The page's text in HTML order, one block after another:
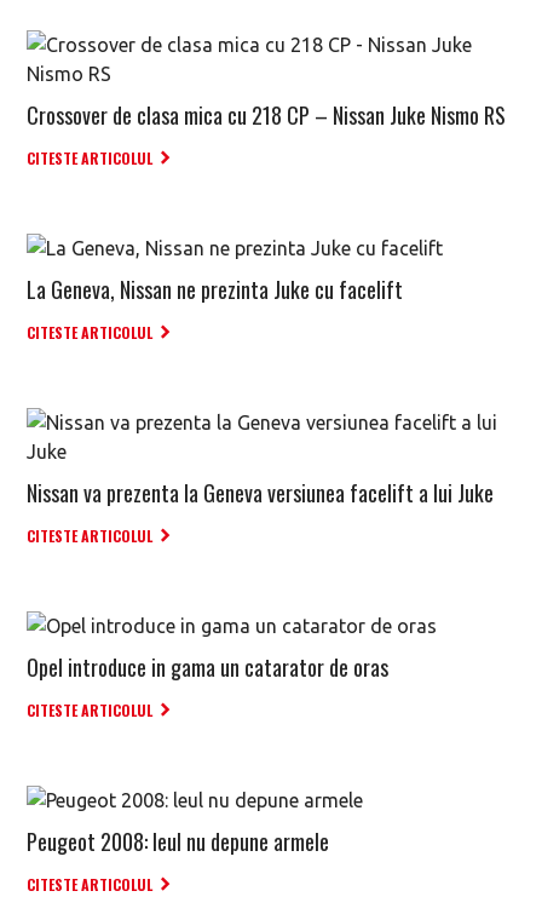
Crossover de clasa mica cu 218 CP – Nissan Juke Nismo RS
CITESTE ARTICOLUL
La Geneva, Nissan ne prezinta Juke cu facelift
CITESTE ARTICOLUL
Nissan va prezenta la Geneva versiunea facelift a lui Juke
CITESTE ARTICOLUL
Opel introduce in gama un catarator de oras
CITESTE ARTICOLUL
Peugeot 2008: leul nu depune armele
CITESTE ARTICOLUL